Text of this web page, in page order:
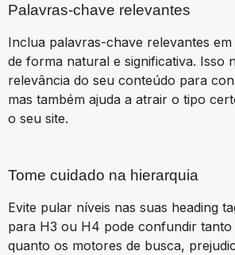
Palavras-chave relevantes
Inclua palavras-chave relevantes em
de forma natural e significativa. Isso
relevância do seu conteúdo para
mas também ajuda a atrair o tipo
o seu site.
Tome cuidado na hierarquia
Evite pular níveis nas suas heading
para H3 ou H4 pode confundir tanto
quanto os motores de busca,